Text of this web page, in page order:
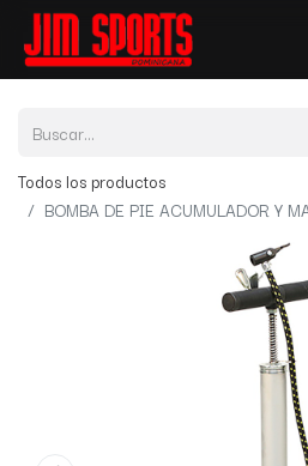
Todos los productos
BOMBA DE PIE ACUMULADOR Y